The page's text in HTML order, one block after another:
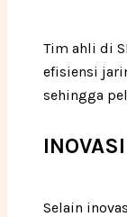
Tim ahli di
efisiensi
sehingga
INOVASI
Selain